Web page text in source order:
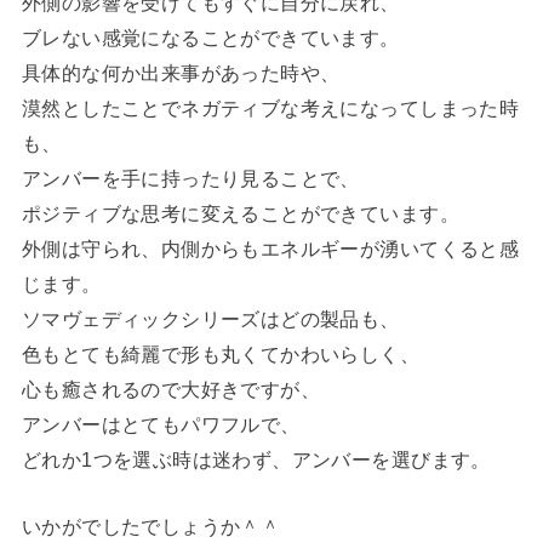
ブレない感覚になることができています。
具体的な何か出来事があった時や、
漠然としたことでネガティブな考えになってしまった時
も、
アンバーを手に持ったり見ることで、
ポジティブな思考に変えることができています。
外側は守られ、内側からもエネルギーが湧いてくると感
じます。
ソマヴェディックシリーズはどの製品も、
色もとても綺麗で形も丸くてかわいらしく、
心も癒されるので大好きですが、
アンバーはとてもパワフルで、
どれか1つを選ぶ時は迷わず、アンバーを選びます。
いかがでしたでしょうか＾＾